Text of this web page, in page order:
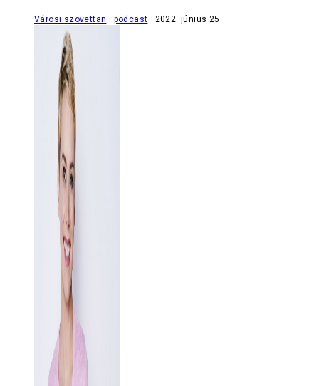
Városi szövettan podcast 2022. június 25.